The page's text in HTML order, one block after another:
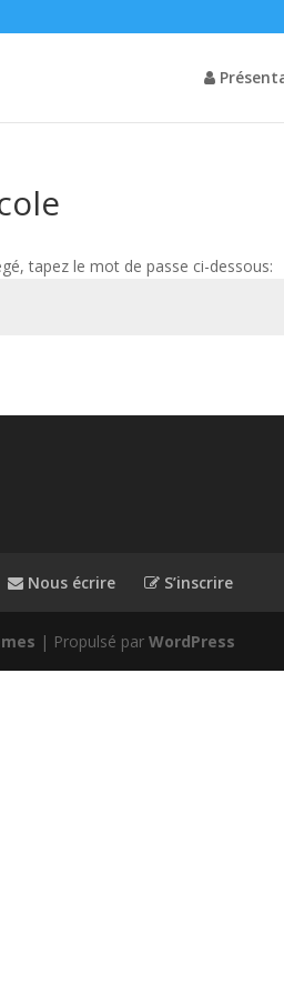
tapez le mot de passe ci-dessous:
Nous écrire S’inscrire
| Propulsé parWordPress